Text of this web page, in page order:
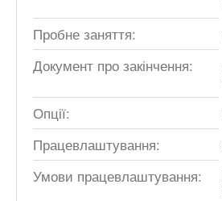
Пробне заняття:
Документ про закінчення:
Опції:
Працевлаштування:
Умови працевлаштування: